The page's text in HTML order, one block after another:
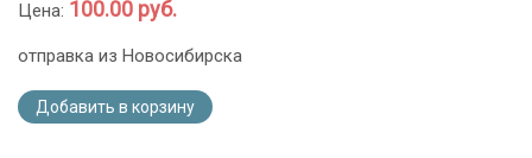
Цена: 100.00 руб.
отправка из Новосибирска
Добавить в корзину